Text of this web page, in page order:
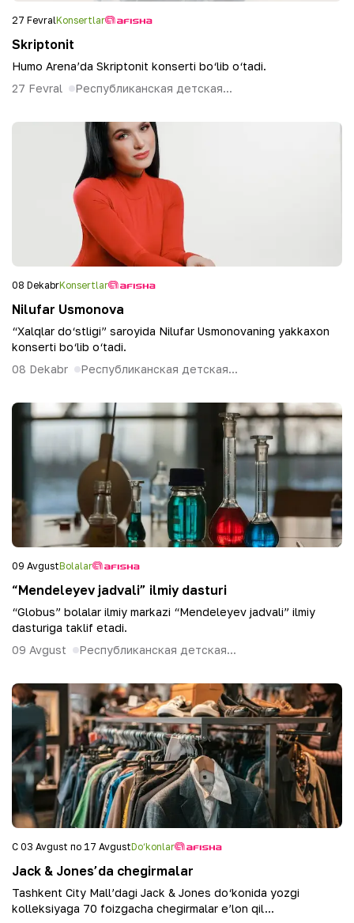
27 FevralKonsertlar
Skriptonit
Humo Arena’da Skriptonit konserti bo‘lib o‘tadi.
27 Fevral
Республиканская детская...
08 DekabrKonsertlar
Nilufar Usmonova
“Xalqlar do‘stligi” saroyida Nilufar Usmonovaning yakkaxon
konserti bo‘lib o‘tadi.
08 Dekabr
Республиканская детская...
09 AvgustBolalar
“Mendeleyev jadvali” ilmiy dasturi
“Globus” bolalar ilmiy markazi “Mendeleyev jadvali” ilmiy
dasturiga taklif etadi.
09 Avgust
Республиканская детская...
С 03 Avgust по 17 AvgustDo‘konlar
Jack & Jones’da chegirmalar
Tashkent City Mall’dagi Jack & Jones do‘konida yozgi
kolleksiyaga 70 foizgacha chegirmalar e’lon qil...